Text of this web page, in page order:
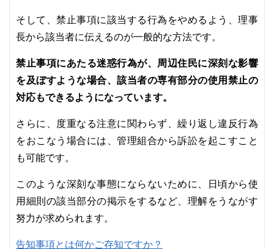
そして、禁止事項に該当する行為をやめるよう、理事
長から該当者に伝えるのが一般的な方法です。
禁止事項にあたる迷惑行為が、周辺住民に深刻な影響
を及ぼすような場合、該当者の専有部分の使用禁止の
対応もできるようになっています。
さらに、度重なる注意に関わらず、繰り返し違反行為
をおこなう場合には、管理組合から訴訟を起こすこと
も可能です。
このような深刻な事態にならないために、日頃から使
用細則の該当部分の掲示をするなど、理解をうながす
努力が求められます。
告知事項とは何かご存知ですか？